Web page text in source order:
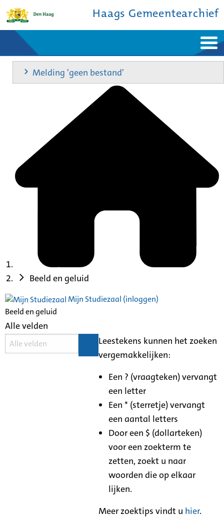
Haags Gemeentearchief
Home
Nieuws
Ontdek de stad
De studiezaal
Bronnen en collecties
Melding 'geen bestand'
Beeld en geluid
Mijn Studiezaal (inloggen)
Beeld en geluid
Alle velden
Leestekens kunnen het zoeken
vergemakkelijken:
Een ? (vraagteken) vervangt
een letter
Een * (sterretje) vervangt
een aantal letters
Door een $ (dollarteken)
voor een zoekterm te
zetten, zoekt u naar
woorden die op elkaar
lijken.
Meer zoektips vindt u hier.